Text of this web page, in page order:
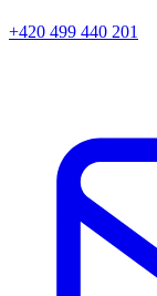
+420 499 440 201